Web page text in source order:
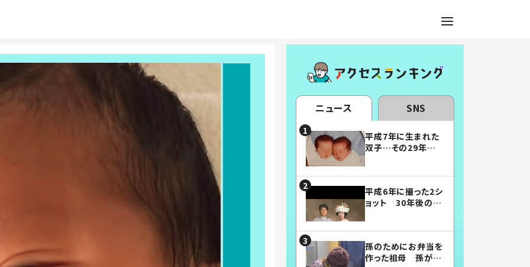
ニュース SNS
平成7年に生まれた
双子…その29年後
平成6年に撮った2シ
ョット 30年後の姿
孫のためにお弁当を
作った祖母 孫が絶